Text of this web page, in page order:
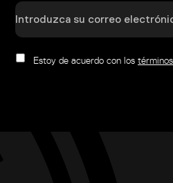
Estoy de acuerdo con los